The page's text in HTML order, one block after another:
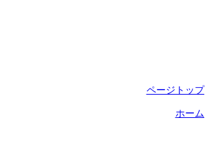
ページトップ
ホーム